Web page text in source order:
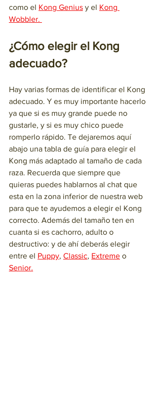
como el Kong Genius y el Kong
Wobbler.
¿Cómo elegir el Kong
adecuado?
Hay varias formas de identificar el Kong
adecuado. Y es muy importante hacerlo
ya que si es muy grande puede no
gustarle, y si es muy chico puede
romperlo rápido. Te dejaremos aquí
abajo una tabla de guía para elegir el
Kong más adaptado al tamaño de cada
raza. Recuerda que siempre que
quieras puedes hablarnos al chat que
esta en la zona inferior de nuestra web
para que te ayudemos a elegir el Kong
correcto. Además del tamaño ten en
cuanta si es cachorro, adulto o
destructivo: y de ahí deberás elegir
entre el Puppy, Classic, Extreme o
Senior.